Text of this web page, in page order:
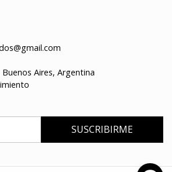
Aires, Argentina
SUSCRIBIRME